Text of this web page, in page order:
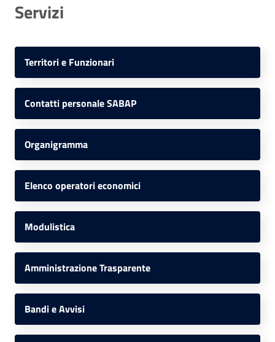
Servizi
Territori e Funzionari
Contatti personale SABAP
Organigramma
Elenco operatori economici
Modulistica
Amministrazione Trasparente
Bandi e Avvisi